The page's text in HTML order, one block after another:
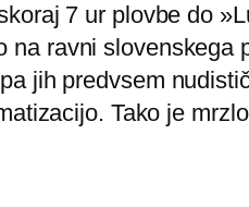
7 ur plovbe do
na ravni
jih predvsem
Tako je